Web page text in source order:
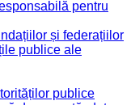
pentru
și federațiilor
publice ale
publice